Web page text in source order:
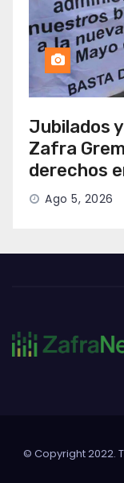
Jubilados
Zafra
derechos
Ago 5, 2026
© Copyright 2022.